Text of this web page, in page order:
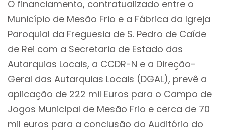
O financiamento, contratualizado entre o
Município de Mesão Frio e a Fábrica da Igreja
Paroquial da Freguesia de S. Pedro de Caíde
de Rei com a Secretaria de Estado das
Autarquias Locais, a CCDR-N e a Direção-
Geral das Autarquias Locais (DGAL), prevê a
aplicação de 222 mil Euros para o Campo de
Jogos Municipal de Mesão Frio e cerca de 70
mil euros para a conclusão do Auditório do